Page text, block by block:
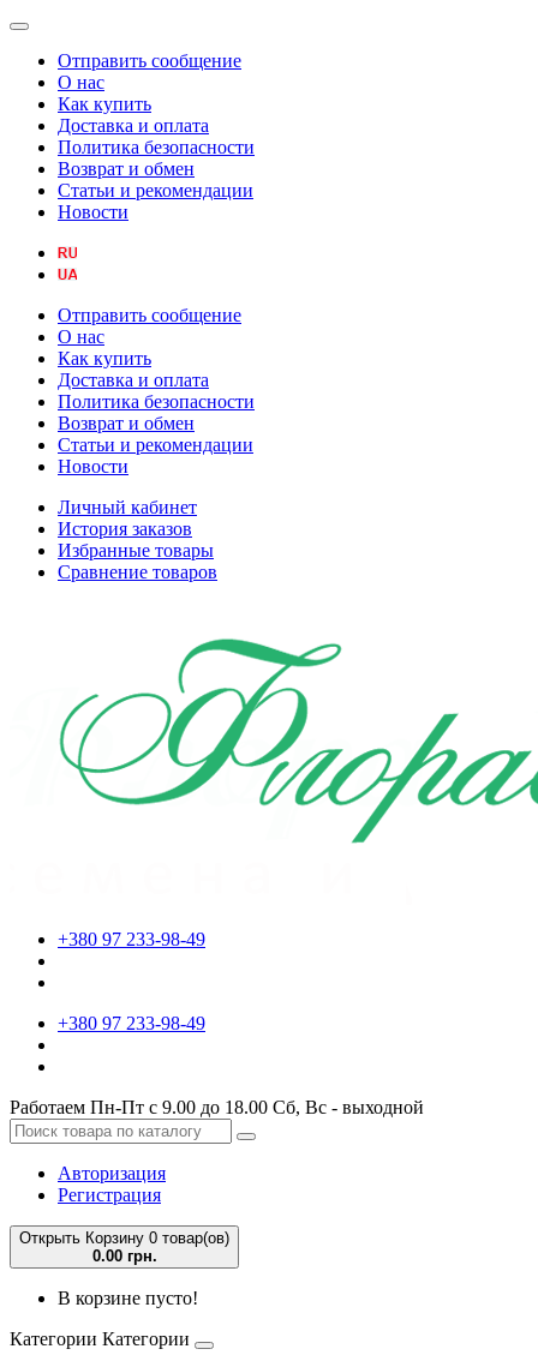
Отправить сообщение
О нас
Как купить
Доставка и оплата
Политика безопасности
Возврат и обмен
Статьи и рекомендации
Новости
Отправить сообщение
О нас
Как купить
Доставка и оплата
Политика безопасности
Возврат и обмен
Статьи и рекомендации
Новости
Личный кабинет
История заказов
Избранные товары
Сравнение товаров
+380 97 233-98-49
+380 97 233-98-49
Работаем Пн-Пт с 9.00 до 18.00 Сб, Вс - выходной
Авторизация
Регистрация
Открыть Корзину 0 товар(ов)
0.00 грн.
В корзине пусто!
Категории Категории